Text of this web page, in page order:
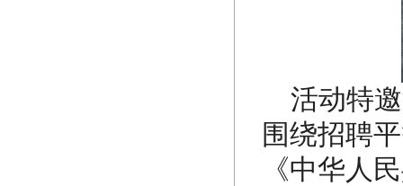
活动特
围绕招聘
《中华人